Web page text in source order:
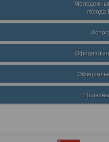
города